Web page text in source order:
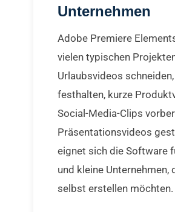
Unternehmen
Adobe Premiere
vielen typischen
Urlaubsvideos
festhalten, kurze
Social-Media-Clips
Präsentationsvideos
eignet sich die Software
und kleine Unternehmen,
selbst erstellen möchten.